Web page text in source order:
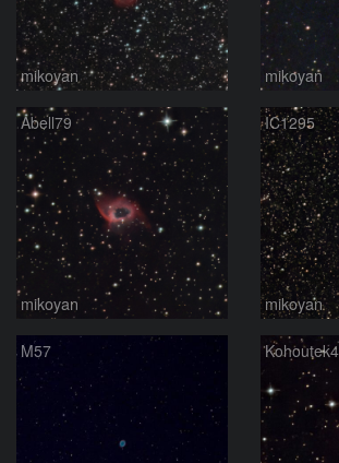
mikoyan mikoyan
Abell79
mikoyan
IC1295
mikoyan
M57